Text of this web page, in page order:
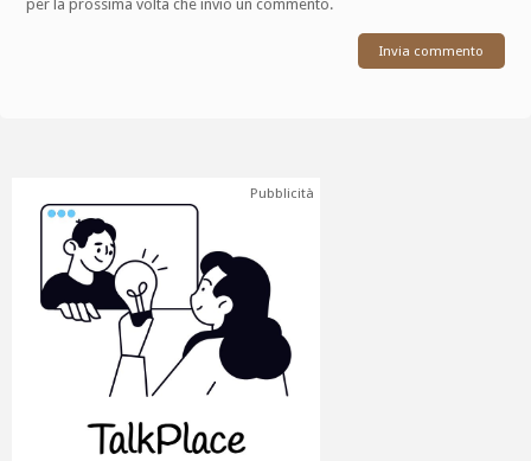
per la prossima volta che invio un commento.
Pubblicità